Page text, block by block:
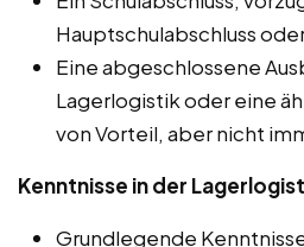
Hauptschulabschluss
Eine abgeschlossene
Lagerlogistik oder eine
von Vorteil, aber nicht
Kenntnisse in der
Grundlegende